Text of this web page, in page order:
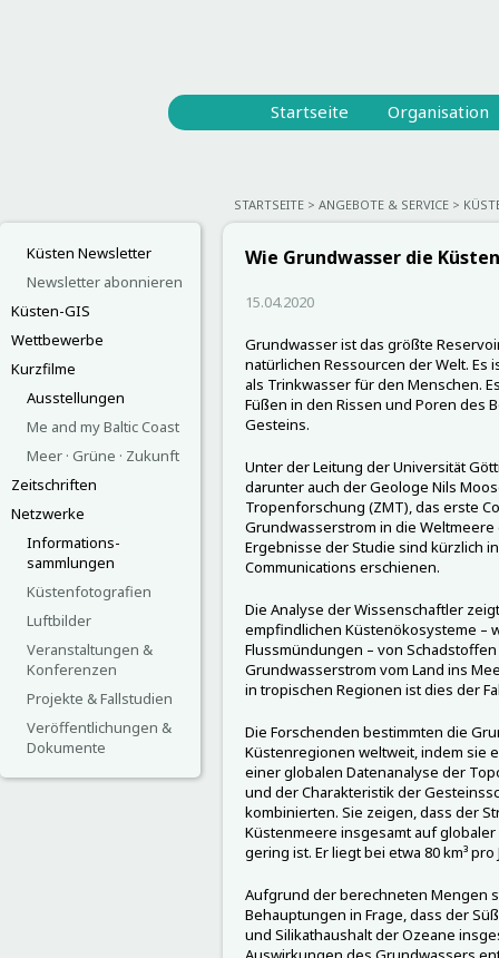
Startseite Organisation
STARTSEITE ANGEBOTE & SERVICE
Küsten Newsletter
Newsletter abonnieren
Küsten-GIS
Wettbewerbe
Kurzfilme
Ausstellungen
Me and my Baltic Coast
Meer · Grüne · Zukunft
Zeitschriften
Netzwerke
Informations-
sammlungen
Küstenfotografien
Luftbilder
Veranstaltungen &
Konferenzen
Projekte & Fallstudien
Veröffentlichungen &
Dokumente
Wie Grundwasser die
15.04.2020
Grundwasser ist das größte
natürlichen Ressourcen der Welt.
als Trinkwasser für den Menschen.
Füßen in den Rissen und Poren des
Gesteins.
Unter der Leitung der Universität
darunter auch der Geologe Nils
Tropenforschung (ZMT), das erste
Grundwasserstrom in die
Ergebnisse der Studie sind kürzlich
Communications erschienen.
Die Analyse der Wissenschaftler
empfindlichen Küstenökosysteme –
Flussmündungen – von
Grundwasserstrom vom Land ins
in tropischen Regionen ist dies der
Die Forschenden bestimmten die
Küstenregionen weltweit, indem sie
einer globalen Datenanalyse der
und der Charakteristik der
kombinierten. Sie zeigen, dass der
Küstenmeere insgesamt auf
gering ist. Er liegt bei etwa 80 km³ pro
Aufgrund der berechneten Mengen
Behauptungen in Frage, dass der
und Silikathaushalt der Ozeane